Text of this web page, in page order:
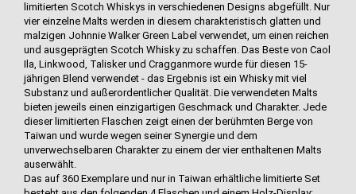
limitierten Scotch Whiskys in verschiedenen Designs abgefüllt. Nur
vier einzelne Malts werden in diesem charakteristisch glatten und
malzigen Johnnie Walker Green Label verwendet, um einen reichen
und ausgeprägten Scotch Whisky zu schaffen. Das Beste von Caol
Ila, Linkwood, Talisker und Cragganmore wurde für diesen 15-
jährigen Blend verwendet - das Ergebnis ist ein Whisky mit viel
Substanz und außerordentlicher Qualität. Die verwendeten Malts
bieten jeweils einen einzigartigen Geschmack und Charakter. Jede
dieser limitierten Flaschen zeigt einen der berühmten Berge von
Taiwan und wurde wegen seiner Synergie und dem
unverwechselbaren Charakter zu einem der vier enthaltenen Malts
auserwählt.
Das auf 360 Exemplare und nur in Taiwan erhältliche limitierte Set